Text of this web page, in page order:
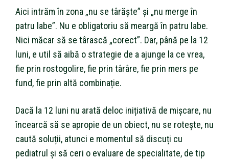
Aici intrăm în zona „nu se târăște” și „nu merge în
patru labe”. Nu e obligatoriu să meargă în patru labe.
Nici măcar să se târască „corect”. Dar, până pe la 12
luni, e util să aibă o strategie de a ajunge la ce vrea,
fie prin rostogolire, fie prin târâre, fie prin mers pe
fund, fie prin altă combinație.
Dacă la 12 luni nu arată deloc inițiativă de mișcare, nu
încearcă să se apropie de un obiect, nu se rotește, nu
caută soluții, atunci e momentul să discuți cu
pediatrul și să ceri o evaluare de specialitate, de tip